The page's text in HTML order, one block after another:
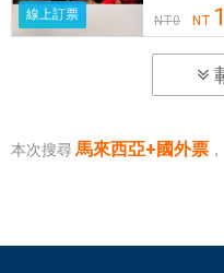
線上訂票 NT0 NT
本次搜尋 馬來西亞+國外票 ，